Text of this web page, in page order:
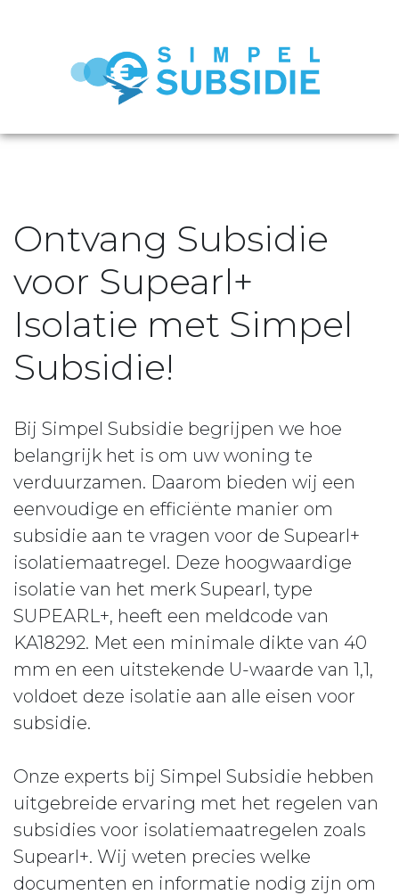
Ontvang Subsidie
voor Supearl+
Isolatie met Simpel
Subsidie!
Bij Simpel Subsidie begrijpen we hoe
belangrijk het is om uw woning te
verduurzamen. Daarom bieden wij een
eenvoudige en efficiënte manier om
subsidie aan te vragen voor de Supearl+
isolatiemaatregel. Deze hoogwaardige
isolatie van het merk Supearl, type
SUPEARL+, heeft een meldcode van
KA18292. Met een minimale dikte van 40
mm en een uitstekende U-waarde van 1,1,
voldoet deze isolatie aan alle eisen voor
subsidie.
Onze experts bij Simpel Subsidie hebben
uitgebreide ervaring met het regelen van
subsidies voor isolatiemaatregelen zoals
Supearl+. Wij weten precies welke
documenten en informatie nodig zijn om